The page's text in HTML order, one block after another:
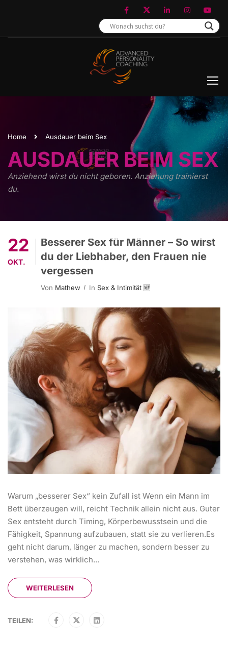
Home Ausdauer beim Sex
AUSDAUER BEIM SEX
Anziehend wirst du nicht geboren. Anziehung trainierst
du.
22
OKT.
Besserer Sex für Männer – So wirst
du der Liebhaber, den Frauen nie
vergessen
Von Mathew In Sex & Intimität 🆕
Warum „besserer Sex“ kein Zufall ist Wenn ein Mann im
Bett überzeugen will, reicht Technik allein nicht aus. Guter
Sex entsteht durch Timing, Körperbewusstsein und die
Fähigkeit, Spannung aufzubauen, statt sie zu verlieren.Es
geht nicht darum, länger zu machen, sondern besser zu
verstehen, was wirklich...
WEITERLESEN
TEILEN: